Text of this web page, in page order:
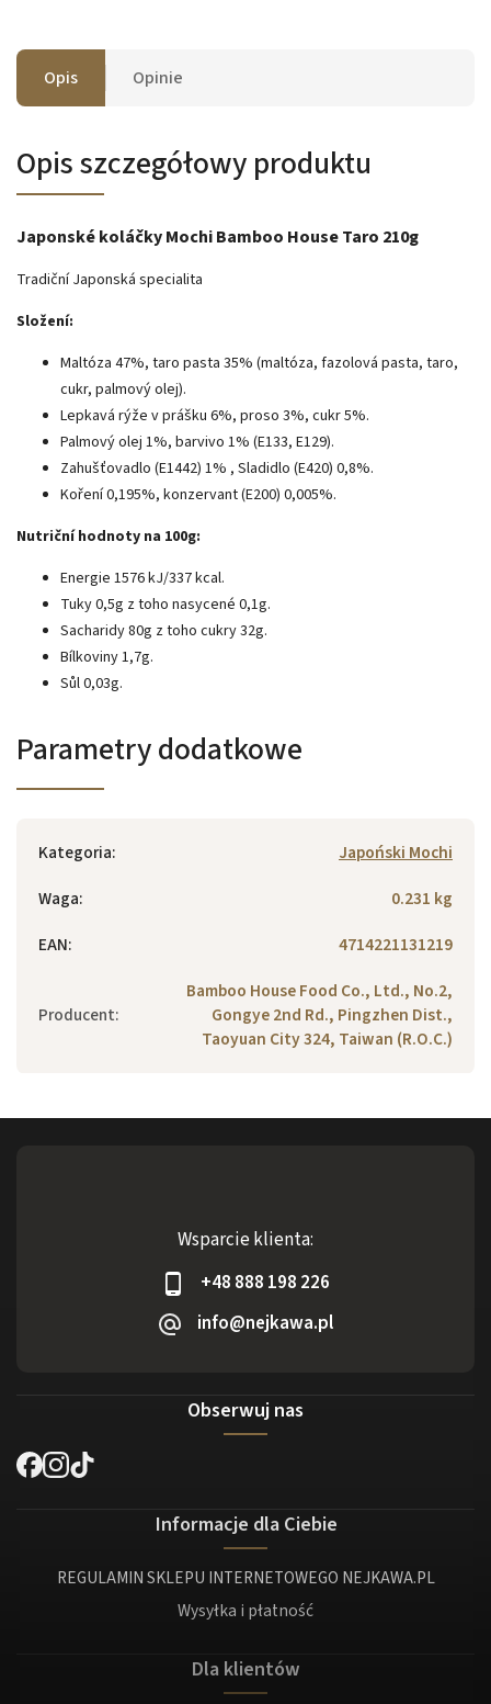
Opis Opinie
Opis szczegółowy produktu
Japonské koláčky Mochi Bamboo House Taro 210g
Tradiční Japonská specialita
Složení:
Maltóza 47%, taro pasta 35% (maltóza, fazolová pasta, taro,
cukr, palmový olej).
Lepkavá rýže v prášku 6%, proso 3%, cukr 5%.
Palmový olej 1%, barvivo 1% (E133, E129).
Zahušťovadlo (E1442) 1% , Sladidlo (E420) 0,8%.
Koření 0,195%, konzervant (E200) 0,005%.
Nutriční hodnoty na 100g:
Energie 1576 kJ/337 kcal.
Tuky 0,5g z toho nasycené 0,1g.
Sacharidy 80g z toho cukry 32g.
Bílkoviny 1,7g.
Sůl 0,03g.
Parametry dodatkowe
Kategoria:
Japoński Mochi
Waga:
0.231 kg
EAN: 4714221131219
Producent:
Bamboo House Food Co., Ltd., No.2,
Gongye 2nd Rd., Pingzhen Dist.,
Taoyuan City 324, Taiwan (R.O.C.)
Wsparcie klienta:
+48 888 198 226
info@nejkawa.pl
Obserwuj nas
Informacje dla Ciebie
REGULAMIN SKLEPU INTERNETOWEGO NEJKAWA.PL
Wysyłka i płatność
Dla klientów